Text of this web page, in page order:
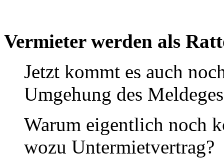
Vermieter werden als
Jetzt kommt es auch
Umgehung des
Warum eigentlich noch
wozu Untermietvertrag?